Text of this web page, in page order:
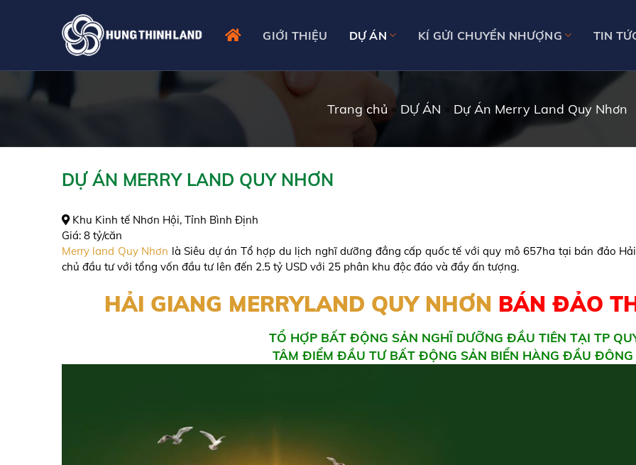
GIỚI THIỆU DỰ ÁN KÍ GỬI CHUYỂN NHƯỢNG TIN
Trang chủ » DỰ ÁN » Dự Án Merry Land Quy Nhơn
DỰ ÁN MERRY LAND QUY NHƠN
Khu Kinh tế Nhơn Hội, Tỉnh Bình Định
Giá: 8 tỷ/căn
Merry land Quy Nhơn là Siêu dự án Tổ hợp du lịch nghĩ dưỡng đẳng cấp quốc tế với quy mô 657ha tại bán đảo
chủ đầu tư với tổng vốn đầu tư lên đến 2.5 tỷ USD với 25 phân khu độc đáo và đầy ấn tượng.
HẢI GIANG MERRYLAND QUY NHƠN BÁN ĐẢO
TỔ HỢP BẤT ĐỘNG SẢN NGHĨ DƯỠNG ĐẦU TIÊN TẠI TP
TÂM ĐIỂM ĐẦU TƯ BẤT ĐỘNG SẢN BIỂN HÀNG ĐẦU